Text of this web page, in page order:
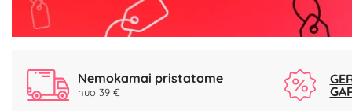
Nemokamai pristatome
nuo 39 €